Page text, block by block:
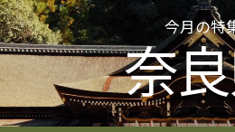
今月の特
奈